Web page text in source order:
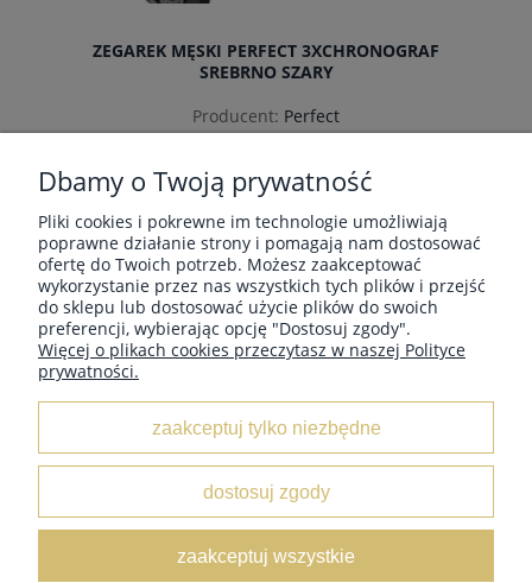
ZEGAREK MĘSKI PERFECT 3XCHRONOGRAF
SREBRNO SZARY
Producent: Perfect
powiadom o dostępności
MOJE KONTO
O NAS
/ ul. Marii Świątkiewicz 50 box D6 / 05-552
Wólka Kosowska /NIP:5222833654 /Tel:
Dbamy o Twoją prywatność
Pliki cookies i pokrewne im technologie umożliwiają
poprawne działanie strony i pomagają nam dostosować
ofertę do Twoich potrzeb. Możesz zaakceptować
wykorzystanie przez nas wszystkich tych plików i przejść
do sklepu lub dostosować użycie plików do swoich
preferencji, wybierając opcję "Dostosuj zgody".
Więcej o plikach cookies przeczytasz w naszej Polityce
prywatności.
zaakceptuj tylko niezbędne
dostosuj zgody
zaakceptuj wszystkie